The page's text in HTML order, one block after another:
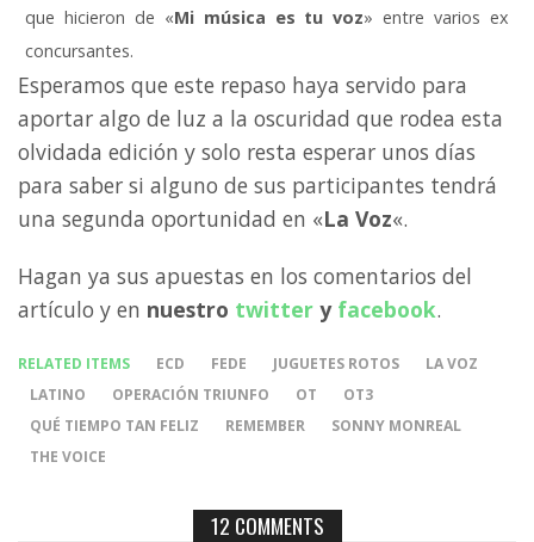
que hicieron de «Mi música es tu voz» entre varios ex
concursantes.
Esperamos que este repaso haya servido para
aportar algo de luz a la oscuridad que rodea esta
olvidada edición y solo resta esperar unos días
para saber si alguno de sus participantes tendrá
una segunda oportunidad en «La Voz«.
Hagan ya sus apuestas en los comentarios del
artículo y en nuestro twitter y facebook.
RELATED ITEMS ECD FEDE JUGUETES ROTOS
LA VOZ
LATINO
OPERACIÓN TRIUNFO OT
OT3
QUÉ TIEMPO TAN FELIZ
REMEMBER
SONNY MONREAL
THE VOICE
12 COMMENTS